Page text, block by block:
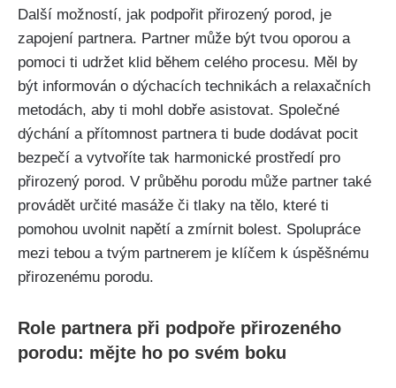
Další‌ možností, jak⁢ podpořit přirozený porod,‍ je
zapojení partnera. ‍Partner může⁤ být⁢ tvou oporou a
⁣pomoci ti udržet klid během ​celého procesu. Měl by
být informován o dýchacích technikách‌ a relaxačních
metodách, aby ti ‍mohl dobře asistovat. Společné
dýchání a přítomnost partnera ‍ti bude‍ dodávat pocit
bezpečí a⁢ vytvoříte tak harmonické prostředí pro⁣
přirozený porod. V průběhu porodu ⁢může partner také
provádět určité masáže ⁢či tlaky na‍ tělo, které ti
pomohou uvolnit napětí a zmírnit bolest. Spolupráce
mezi tebou a⁤ tvým partnerem je klíčem k⁢ úspěšnému
přirozenému porodu.
Role partnera při ‌podpoře přirozeného
porodu: mějte ho po svém boku